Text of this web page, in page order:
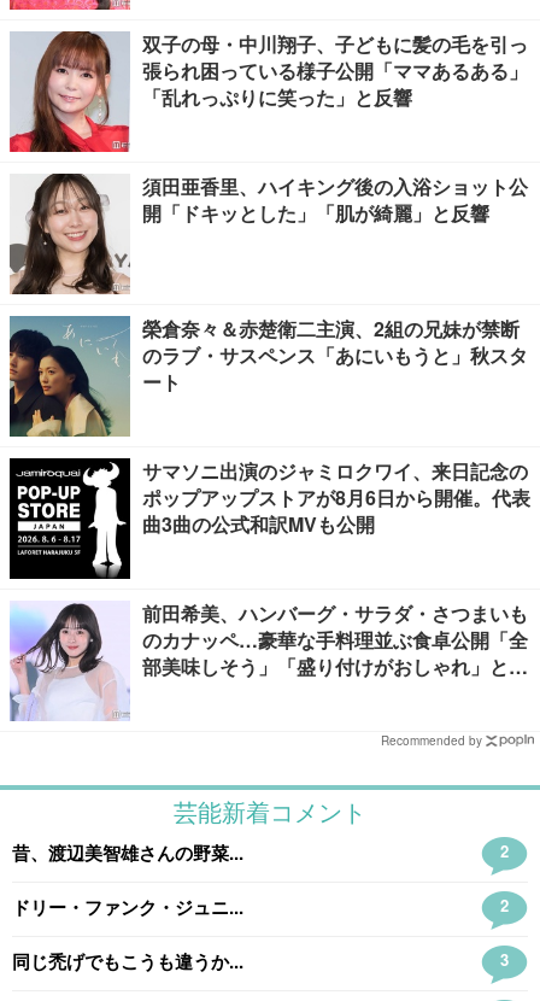
双子の母・中川翔子、子どもに髪の毛を引っ
張られ困っている様子公開「ママあるある」
「乱れっぷりに笑った」と反響
須田亜香里、ハイキング後の入浴ショット公
開「ドキッとした」「肌が綺麗」と反響
榮倉奈々＆赤楚衛二主演、2組の兄妹が禁断
のラブ・サスペンス「あにいもうと」秋スタ
ート
サマソニ出演のジャミロクワイ、来日記念の
ポップアップストアが8月6日から開催。代表
曲3曲の公式和訳MVも公開
前田希美、ハンバーグ・サラダ・さつまいも
のカナッペ…豪華な手料理並ぶ食卓公開「全
部美味しそう」「盛り付けがおしゃれ」と絶
Recommended by